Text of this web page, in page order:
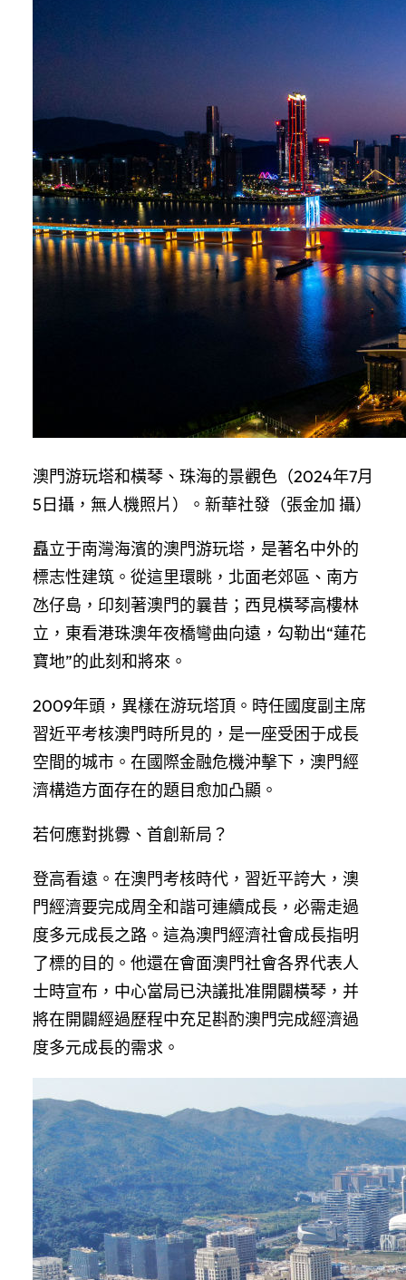
澳門游玩塔和橫琴、珠海的景觀色（2024年7月
5日攝，無人機照片）。新華社發（張金加 攝）
矗立于南灣海濱的澳門游玩塔，是著名中外的
標志性建筑。從這里環眺，北面老郊區、南方
氹仔島，印刻著澳門的曩昔；西見橫琴高樓林
立，東看港珠澳年夜橋彎曲向遠，勾勒出“蓮花
寶地”的此刻和將來。
2009年頭，異樣在游玩塔頂。時任國度副主席
習近平考核澳門時所見的，是一座受困于成長
空間的城市。在國際金融危機沖擊下，澳門經
濟構造方面存在的題目愈加凸顯。
若何應對挑釁、首創新局？
登高看遠。在澳門考核時代，習近平誇大，澳
門經濟要完成周全和諧可連續成長，必需走過
度多元成長之路。這為澳門經濟社會成長指明
了標的目的。他還在會面澳門社會各界代表人
士時宣布，中心當局已決議批准開闢橫琴，并
將在開闢經過歷程中充足斟酌澳門完成經濟過
度多元成長的需求。